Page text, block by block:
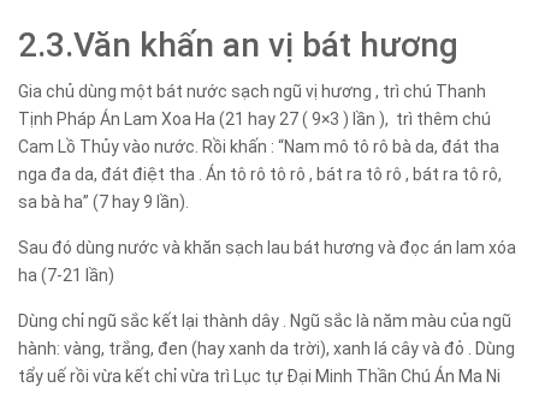
2.3.Văn khấn an vị bát hương
Gia chủ dùng một bát nước sạch ngũ vị hương , trì chú Thanh
Tịnh Pháp Án Lam Xoa Ha (21 hay 27 ( 9×3 ) lần ), trì thêm chú
Cam Lồ Thủy vào nước. Rồi khấn : “Nam mô tô rô bà da, đát tha
nga đa da, đát điệt tha . Án tô rô tô rô , bát ra tô rô , bát ra tô rô,
sa bà ha” (7 hay 9 lần).
Sau đó dùng nước và khăn sạch lau bát hương và đọc án lam xóa
ha (7-21 lần)
Dùng chỉ ngũ sắc kết lại thành dây . Ngũ sắc là năm màu của ngũ
hành: vàng, trắng, đen (hay xanh da trời), xanh lá cây và đỏ . Dùng
tẩy uế rồi vừa kết chỉ vừa trì Lục tự Đại Minh Thần Chú Án Ma Ni